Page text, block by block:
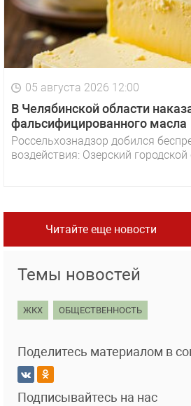
05 августа 2026 12:00
В Челябинской области
фальсифицированного масла
Россельхознадзор добился
воздействия: Озерский городской
Читайте еще новости
Темы новостей
ЖКХ ОБЩЕСТВЕННОСТЬ
Поделитесь материалом в
Подписывайтесь на нас